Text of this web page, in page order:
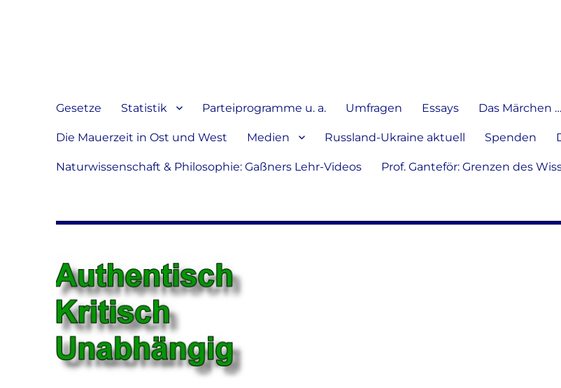
verbreiten
Gesetze Statistik Parteiprogramme u. a. Umfragen Essays Das Märchen …
Die Mauerzeit in Ost und West Medien Russland-Ukraine aktuell Spenden
Naturwissenschaft & Philosophie: Gaßners Lehr-Videos Prof. Ganteför: Grenzen des